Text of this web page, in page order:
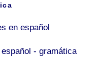
en español
- gramática